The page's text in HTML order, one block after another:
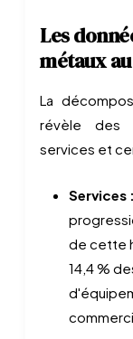
Les
métaux
La
révèle des
services et
Services :
de cette
14,4 %